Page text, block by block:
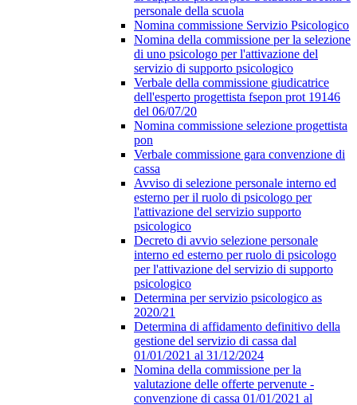
personale della scuola
Nomina commissione Servizio Psicologico
Nomina della commissione per la selezione
di uno psicologo per l'attivazione del
servizio di supporto psicologico
Verbale della commissione giudicatrice
dell'esperto progettista fsepon prot 19146
del 06/07/20
Nomina commissione selezione progettista
pon
Verbale commissione gara convenzione di
cassa
Avviso di selezione personale interno ed
esterno per il ruolo di psicologo per
l'attivazione del servizio supporto
psicologico
Decreto di avvio selezione personale
interno ed esterno per ruolo di psicologo
per l'attivazione del servizio di supporto
psicologico
Determina per servizio psicologico as
2020/21
Determina di affidamento definitivo della
gestione del servizio di cassa dal
01/01/2021 al 31/12/2024
Nomina della commissione per la
valutazione delle offerte pervenute -
convenzione di cassa 01/01/2021 al